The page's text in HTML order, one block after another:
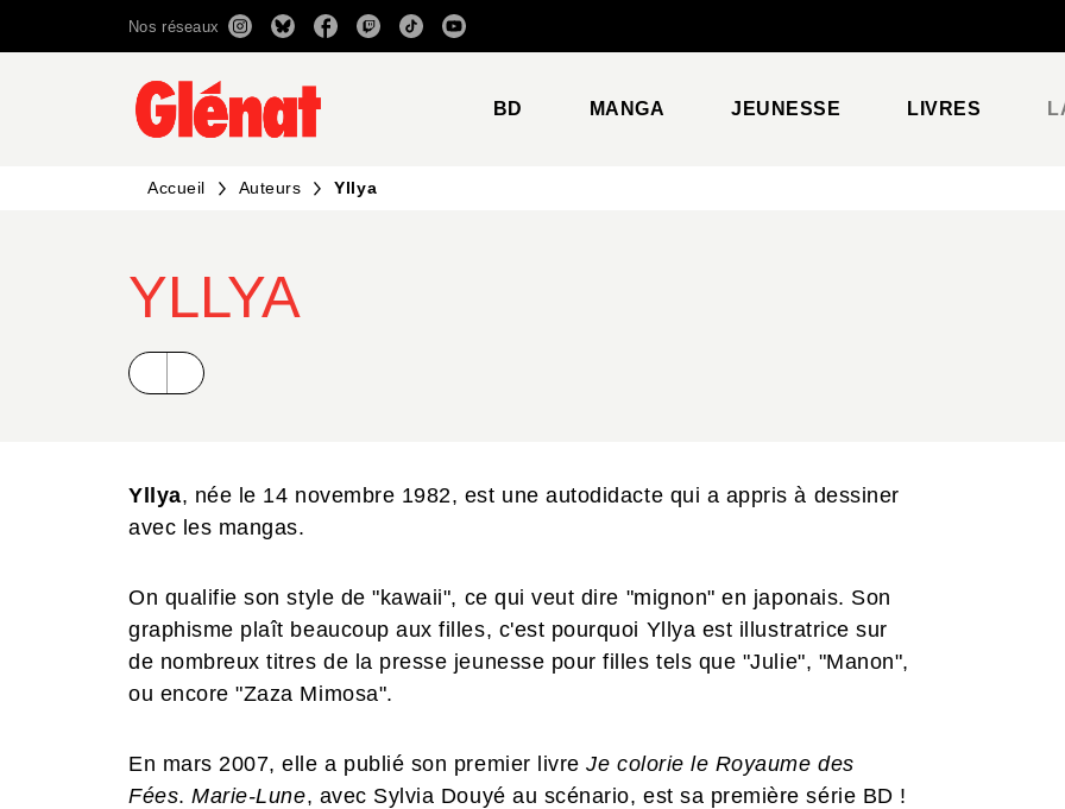
RECHERCHE CONTENU
Nos réseaux
BD MANGA JEUNESSE LIVRES
Accueil Auteurs Yllya
YLLYA
Yllya, née le 14 novembre 1982, est une autodidacte qui a appris à dessiner
avec les mangas.
On qualifie son style de "kawaii", ce qui veut dire "mignon" en japonais. Son
graphisme plaît beaucoup aux filles, c'est pourquoi Yllya est illustratrice sur
de nombreux titres de la presse jeunesse pour filles tels que "Julie", "Manon",
ou encore "Zaza Mimosa".
En mars 2007, elle a publié son premier livreJe colorie le Royaume des
Fées.Marie-Lune, avec Sylvia Douyé au scénario, est sa première série BD !